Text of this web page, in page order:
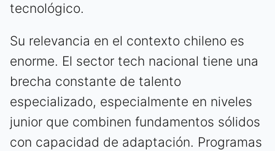
tecnológico.
Su relevancia en el contexto chileno es
enorme. El sector tech nacional tiene una
brecha constante de talento
especializado, especialmente en niveles
junior que combinen fundamentos sólidos
con capacidad de adaptación. Programas